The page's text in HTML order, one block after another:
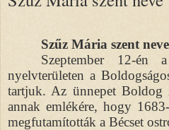
Szűz Mária szent neve
Szeptember 12-
nyelvterületen a
tartjuk. Az ünnepet Boldog
annak emlékére, hogy
megfutamították a Bécset